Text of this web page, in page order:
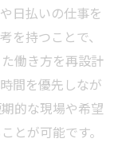
日払いの仕事を
を持つことで、
働き方を再設計
間を優先しなが
的な現場や希望
とが可能です。